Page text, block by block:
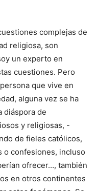
complejas de
religiosa, son
un experto en
cuestiones. Pero
que vive en
alguna vez se ha
diáspora de
y religiosas, -
de fieles católicos,
o confesiones, incluso
ofrecer…, también
en otros continentes